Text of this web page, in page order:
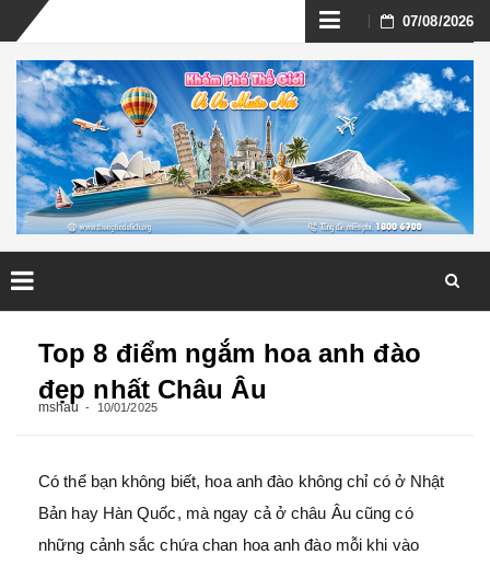
Skip
to
content
07/08/2026
Top 8 điểm ngắm hoa anh đào
đẹp nhất Châu Âu
mshau 10/01/2025
Có thể bạn không biết, hoa anh đào không chỉ có ở Nhật
Bản hay Hàn Quốc, mà ngay cả ở châu Âu cũng có
những cảnh sắc chứa chan hoa anh đào mỗi khi vào